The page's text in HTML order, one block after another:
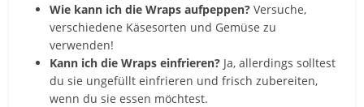
Wie kann ich die Wraps aufpeppen? Versuche,
verschiedene Käsesorten und Gemüse zu
verwenden!
Kann ich die Wraps einfrieren? Ja, allerdings solltest
du sie ungefüllt einfrieren und frisch zubereiten,
wenn du sie essen möchtest.